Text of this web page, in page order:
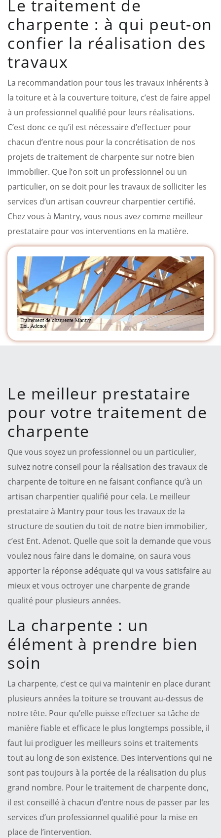
Le traitement de
charpente : à qui peut-on
confier la réalisation des
travaux
La recommandation pour tous les travaux inhérents à
la toiture et à la couverture toiture, c’est de faire appel
à un professionnel qualifié pour leurs réalisations.
C’est donc ce qu’il est nécessaire d’effectuer pour
chacun d’entre nous pour la concrétisation de nos
projets de traitement de charpente sur notre bien
immobilier. Que l’on soit un professionnel ou un
particulier, on se doit pour les travaux de solliciter les
services d’un artisan couvreur charpentier certifié.
Chez vous à Mantry, vous nous avez comme meilleur
prestataire pour vos interventions en la matière.
Le meilleur prestataire
pour votre traitement de
charpente
Que vous soyez un professionnel ou un particulier,
suivez notre conseil pour la réalisation des travaux de
charpente de toiture en ne faisant confiance qu’à un
artisan charpentier qualifié pour cela. Le meilleur
prestataire à Mantry pour tous les travaux de la
structure de soutien du toit de notre bien immobilier,
c’est Ent. Adenot. Quelle que soit la demande que vous
voulez nous faire dans le domaine, on saura vous
apporter la réponse adéquate qui va vous satisfaire au
mieux et vous octroyer une charpente de grande
qualité pour plusieurs années.
La charpente : un
élément à prendre bien
soin
La charpente, c’est ce qui va maintenir en place durant
plusieurs années la toiture se trouvant au-dessus de
notre tête. Pour qu’elle puisse effectuer sa tâche de
manière fiable et efficace le plus longtemps possible, il
faut lui prodiguer les meilleurs soins et traitements
tout au long de son existence. Des interventions qui ne
sont pas toujours à la portée de la réalisation du plus
grand nombre. Pour le traitement de charpente donc,
il est conseillé à chacun d’entre nous de passer par les
services d’un professionnel qualifié pour la mise en
place de l’intervention.